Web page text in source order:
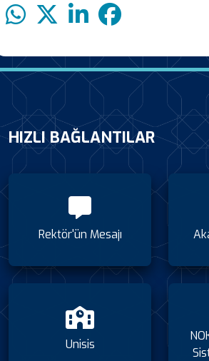
HIZLI BAĞLANTILAR
Rektör'ün Mesajı
Unisis